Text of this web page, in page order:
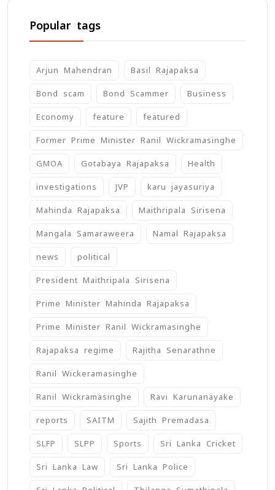
Popular tags
Arjun Mahendran Basil Rajapaksa
Bond scam Bond Scammer Business
Economy feature featured
Former Prime Minister Ranil Wickramasinghe
GMOA Gotabaya Rajapaksa Health
investigations JVP karu jayasuriya
Mahinda Rajapaksa Maithripala Sirisena
Mangala Samaraweera Namal Rajapaksa
news political
President Maithripala Sirisena
Prime Minister Mahinda Rajapaksa
Prime Minister Ranil Wickramasinghe
Rajapaksa regime Rajitha Senarathne
Ranil Wickeramasinghe
Ranil Wickramasinghe Ravi Karunanayake
reports SAITM Sajith Premadasa
SLFP SLPP Sports Sri Lanka Cricket
Sri Lanka Law Sri Lanka Police